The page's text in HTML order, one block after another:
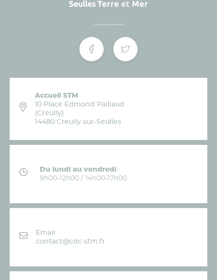
Accueil STM
10 Place Edmond Paillaud
(Creully)
14480 Creully-sur-Seulles
Du lundi au vendredi
9h00-12h00 / 14h00-17h00
Email
contact@cdc-stm.fr